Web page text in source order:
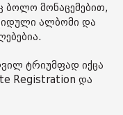
ბოლო მონაცემებით,
ალბომი და
ტრიუმფად იქცა
Registration და